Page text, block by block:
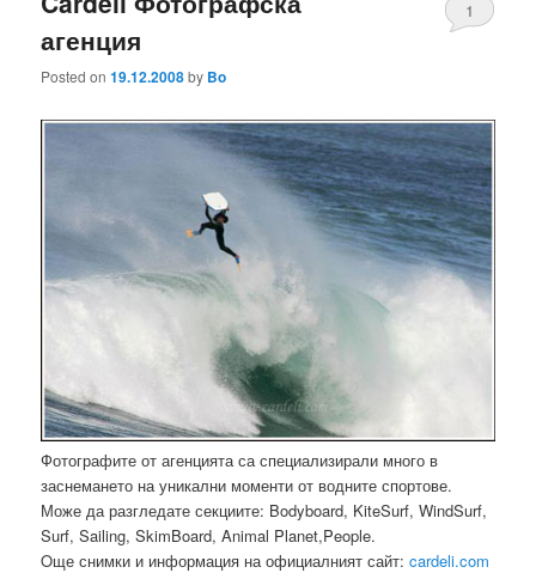
агенция
Posted on19.12.2008by Bo
1
Фотографите от агенцията са специализирали много в
заснемането на уникални моменти от водните спортове.
Може да разгледате секциите: Bodyboard, KiteSurf, WindSurf,
Surf, Sailing, SkimBoard, Animal Planet,People.
Oще снимки и информация на официалният сайт:cardeli.com